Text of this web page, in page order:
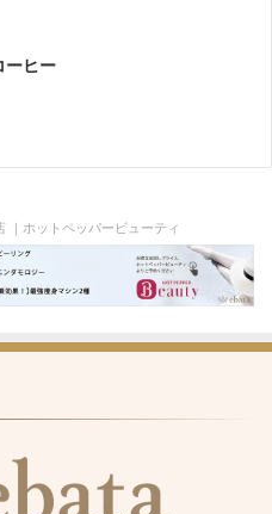
ーヒー
｜ホットペッパービューティ